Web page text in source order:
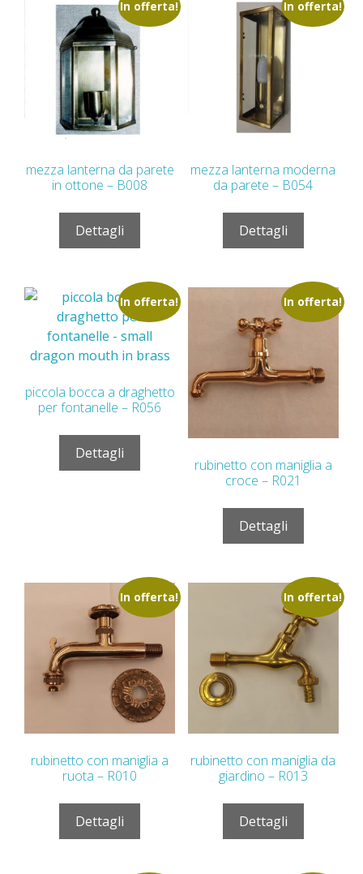
In offerta!
mezza lanterna da parete
in ottone – B008
Dettagli
In offerta!
mezza lanterna moderna
da parete – B054
Dettagli
In offerta!
piccola bocca a draghetto
per fontanelle – R056
Dettagli
In offerta!
rubinetto con maniglia a
croce – R021
Dettagli
In offerta!
rubinetto con maniglia a
ruota – R010
Dettagli
In offerta!
rubinetto con maniglia da
giardino – R013
Dettagli